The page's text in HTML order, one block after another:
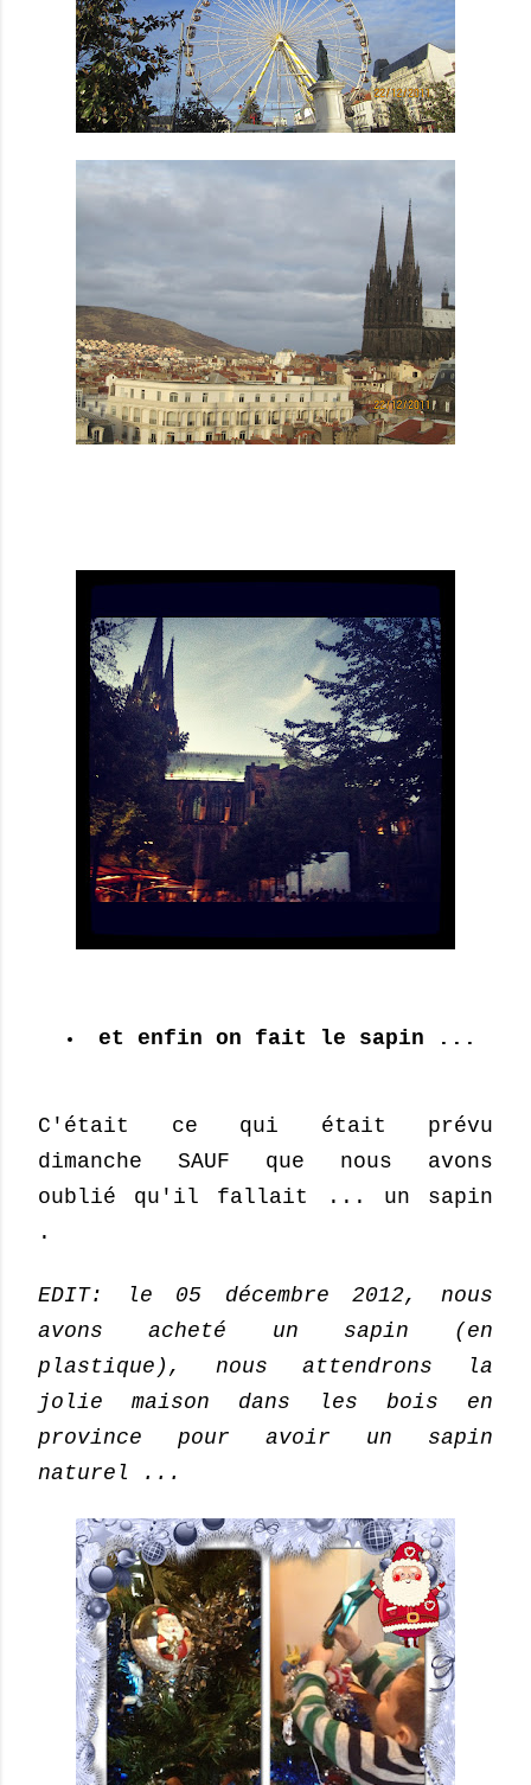
et enfin on fait le sapin ...
C'était ce qui était prévu
dimanche SAUF que nous avons
oublié qu'il fallait ... un sapin
.
EDIT: le 05 décembre 2012, nous
avons acheté un sapin (en
plastique), nous attendrons la
jolie maison dans les bois en
province pour avoir un sapin
naturel ...